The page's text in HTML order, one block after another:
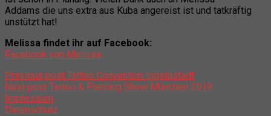
Addams die uns extra aus Kuba angereist ist und tatkräftig
unstützt hat!
Melissa findet ihr auf Facebook:
Facebook von Melissa
Previous post Tattoo Convention Ingoldstadt
Next post Tattoo & Piercing Show München 2019
Impressum
Datenschutz